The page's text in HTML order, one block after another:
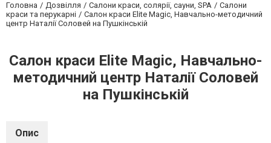
Головна Дозвілля Салони краси, солярії, сауни, SPA
Салони
краси та перукарні
Салон краси Elite Magic, Навчально-методичний
центр Наталії Соловей на Пушкінській
Салон краси Elite Magic, Навчально-
методичний центр Наталії Соловей
на Пушкінській
Опис